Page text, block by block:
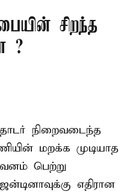
சிறந்த
?
நிறைவடைந்த
மறக்க முடியாத
பெற்று
எதிரான